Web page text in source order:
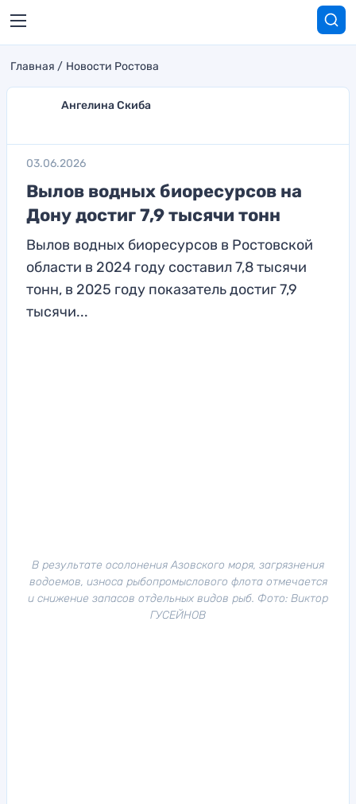
Главная Новости Ростова
Ангелина Скиба
03.06.2026
Вылов водных биоресурсов на
Дону достиг 7,9 тысячи тонн
Вылов водных биоресурсов в Ростовской
области в 2024 году составил 7,8 тысячи
тонн, в 2025 году показатель достиг 7,9
тысячи...
В результате осолонения Азовского моря, загрязнения
водоемов, износа рыбопромыслового флота отмечается
и снижение запасов отдельных видов рыб. Фото: Виктор
ГУСЕЙНОВ